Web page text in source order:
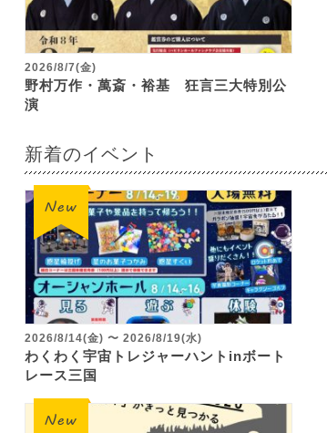
2026/8/7(金)
野村万作・萬斎・裕基 狂言三大特別公
演
新着のイベント
2026/8/14(金) 〜 2026/8/19(水)
わくわく宇宙トレジャーハントinボート
レース三国